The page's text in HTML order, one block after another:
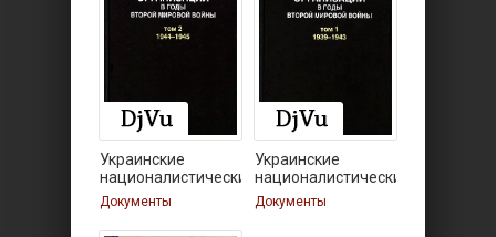
Украинские
националистические
Документы
Украинские
националистические
Документы